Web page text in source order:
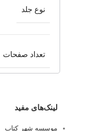
نوع جلد
تعداد صفحات
لینک‌های مفید
موسسه شهر کتاب